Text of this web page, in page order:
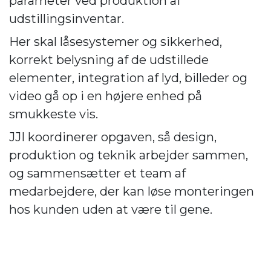
udstillingsinventar.
Her skal låsesystemer og sikkerhed,
korrekt belysning af de udstillede
elementer, integration af lyd, billeder og
video gå op i en højere enhed på
smukkeste vis.
JJI koordinerer opgaven, så design,
produktion og teknik arbejder sammen,
og sammensætter et team af
medarbejdere, der kan løse monteringen
hos kunden uden at være til gene.